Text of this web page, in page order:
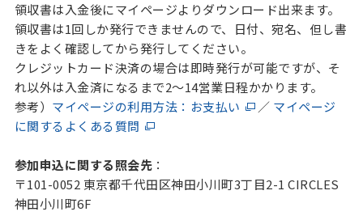
領収書は入金後にマイページよりダウンロード出来ます。
領収書は1回しか発行できませんので、日付、宛名、但し書
きをよく確認してから発行してください。
クレジットカード決済の場合は即時発行が可能ですが、そ
れ以外は入金済になるまで2～14営業日程かかります。
参考） マイページの利用方法：お支払い ／ マイページ
に関するよくある質問
参加申込に関する照会先 ：
〒101-0052 東京都千代田区神田小川町3丁目2-1 CIRCLES
神田小川町6F